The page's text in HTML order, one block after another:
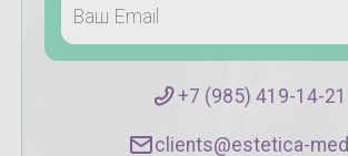
+7 (985) 419-14-21
clients@estetica-